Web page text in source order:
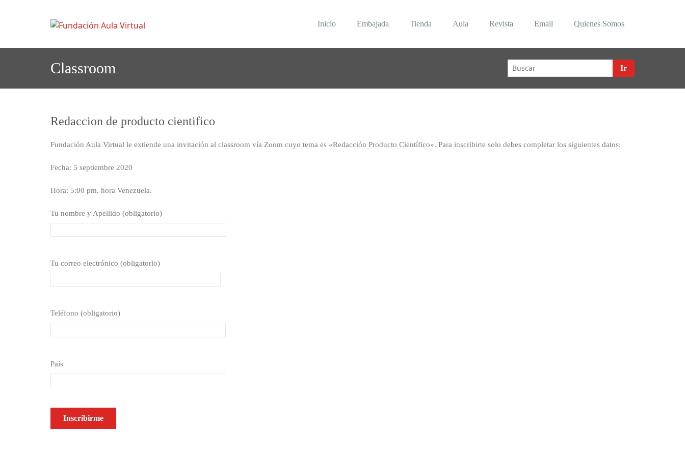
Inicio Embajada Tienda Aula Revista Email Quienes Somos
Classroom Ir
Redaccion de producto cientifico
Fundación Aula Virtual le extiende una invitación al classroom vía Zoom cuyo tema es «Redacción Producto Científico». Para inscribirte solo debes completar los siguientes datos:
Fecha: 5 septiembre 2020
Hora: 5:00 pm. hora Venezuela.
Tu nombre y Apellido (obligatorio)
Tu correo electrónico (obligatorio)
Teléfono (obligatorio)
País